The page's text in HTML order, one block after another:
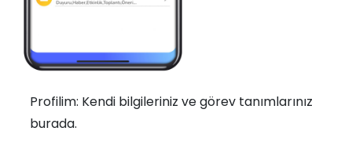
Profilim: Kendi bilgileriniz ve görev tanımlarınız
burada.